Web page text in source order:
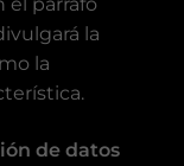
la
la
de datos